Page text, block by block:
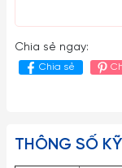
Chia sẻ ngay:
Chia sẻ
THÔNG SỐ